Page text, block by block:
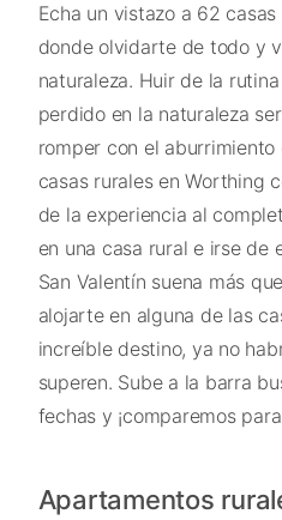
Echa un vistazo a 62
donde olvidarte de todo y
naturaleza. Huir de la
perdido en la naturaleza
romper con el
casas rurales en Worthing
de la experiencia al
en una casa rural e irse de
San Valentín suena más
alojarte en alguna de las
increíble destino, ya no
superen. Sube a la barra
fechas y ¡comparemos
Apartamentos